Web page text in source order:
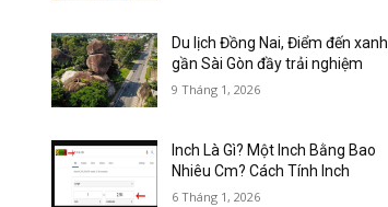
Du lịch Đồng Nai, Điểm đến xanh
gần Sài Gòn đầy trải nghiệm
9 Tháng 1, 2026
Inch Là Gì? Một Inch Bằng Bao
Nhiêu Cm? Cách Tính Inch
6 Tháng 1, 2026